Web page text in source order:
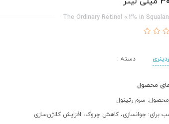
The Ordinary Retinol 0.2% in
دسته :
محصول
سرم رتینول
برای: جوانسازی، کاهش چروک، افزایش کلاژن‌سازی